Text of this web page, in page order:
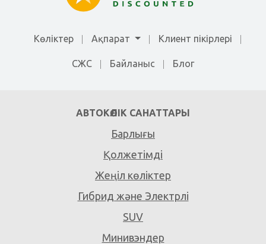
Көліктер Ақпарат Клиент пікірлері
СЖС Байланыс Блог
АВТОКӨЛІК САНАТТАРЫ
Барлығы
Қолжетімді
Жеңіл көліктер
Гибрид және Электрлі
SUV
Минивэндер